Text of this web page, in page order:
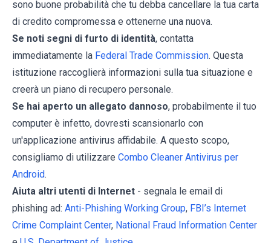
sono buone probabilità che tu debba cancellare la tua carta
di credito compromessa e ottenerne una nuova.
Se noti segni di furto di identità, contatta
immediatamente la Federal Trade Commission. Questa
istituzione raccoglierà informazioni sulla tua situazione e
creerà un piano di recupero personale.
Se hai aperto un allegato dannoso, probabilmente il tuo
computer è infetto, dovresti scansionarlo con
un'applicazione antivirus affidabile. A questo scopo,
consigliamo di utilizzare Combo Cleaner Antivirus per
Android.
Aiuta altri utenti di Internet - segnala le email di
phishing ad: Anti-Phishing Working Group, FBI’s Internet
Crime Complaint Center, National Fraud Information Center